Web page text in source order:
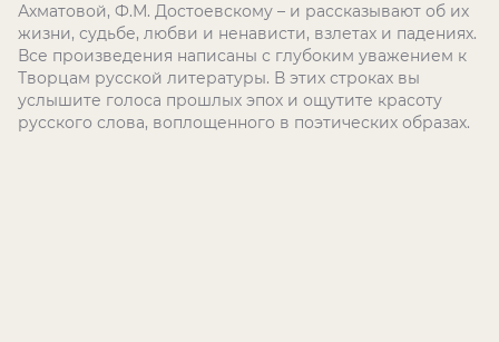
Ахматовой, Ф.М. Достоевскому – и рассказывают об их
жизни, судьбе, любви и ненависти, взлетах и падениях.
Все произведения написаны с глубоким уважением к
Творцам русской литературы. В этих строках вы
услышите голоса прошлых эпох и ощутите красоту
русского слова, воплощенного в поэтических образах.